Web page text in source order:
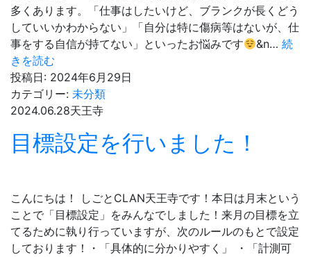
多くあります。「仕事はしたいけど、ブランクが長くどう
していいかわからない」「自分は特に傷病等はないが、仕
事をする自信が持てない」といったお悩みです
&n…続
きを読む
事
は
し
い
自
信
が
無
投稿日: 2024年6月29日
カテゴリー: 未分類
2024.06.28天王寺
目標設定を行いました！
こんにちは！ しごとCLAN天王寺です！本日は月末という
ことで「目標設定」をみんなでしました！来月の目標を立
てるために執り行っていますが、次のルールのもとで設定
しております！・「具体的に分かりやすく」 ・「計測可